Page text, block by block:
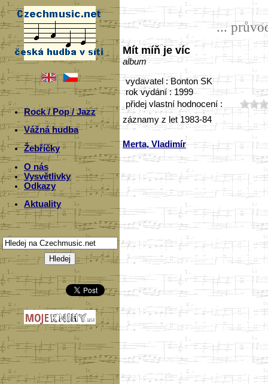
Rock / Pop / Jazz
Vážná hudba
Žebříčky
O nás
Vysvětlivky
Odkazy
Aktuality
...
Mít míň je víc
album
vydavatel : Bonton SK
rok vydání : 1999
přidej vlastní hodnocení :
záznamy z let 1983-84
Merta, Vladimír